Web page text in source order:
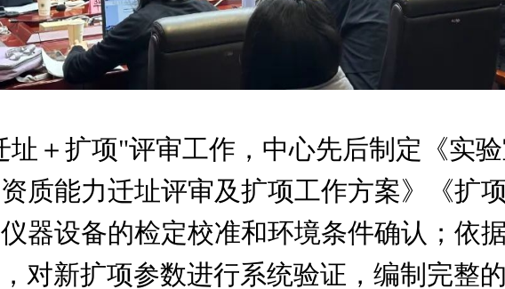
址＋扩项"评审工作，中心先后制定《实
质能力迁址评审及扩项工作方案》《扩
器设备的检定校准和环境条件确认；依
对新扩项参数进行系统验证，编制完整